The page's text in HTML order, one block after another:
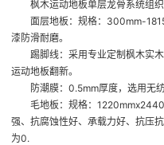
枫木运动地板单层龙骨系统组织
面层地板：规格：300mm-
漆防滑耐磨。
踢脚线：采用专业定制枫木实
运动地板翻新。
防潮膜：0.5mm厚度，选用无
毛地板：规格：
强、抗腐蚀性好、承载力好、抗压
为0.